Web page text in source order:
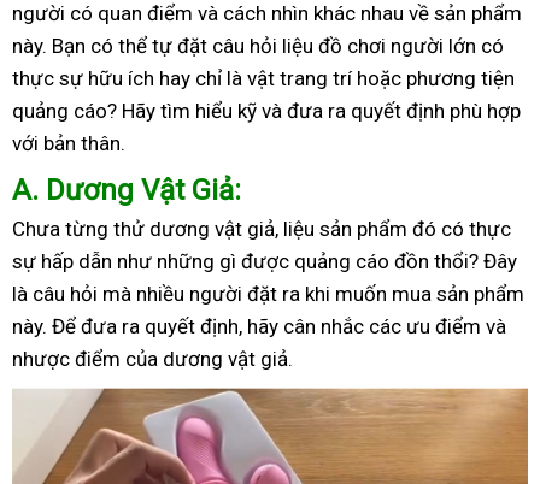
người có quan điểm và cách nhìn khác nhau về sản phẩm
này. Bạn có thể tự đặt câu hỏi liệu đồ chơi người lớn có
thực sự hữu ích hay chỉ là vật trang trí hoặc phương tiện
quảng cáo? Hãy tìm hiểu kỹ và đưa ra quyết định phù hợp
với bản thân.
A. Dương Vật Giả:
Chưa từng thử dương vật giả, liệu sản phẩm đó có thực
sự hấp dẫn như những gì được quảng cáo đồn thổi? Đây
là câu hỏi mà nhiều người đặt ra khi muốn mua sản phẩm
này. Để đưa ra quyết định, hãy cân nhắc các ưu điểm và
nhược điểm của dương vật giả.